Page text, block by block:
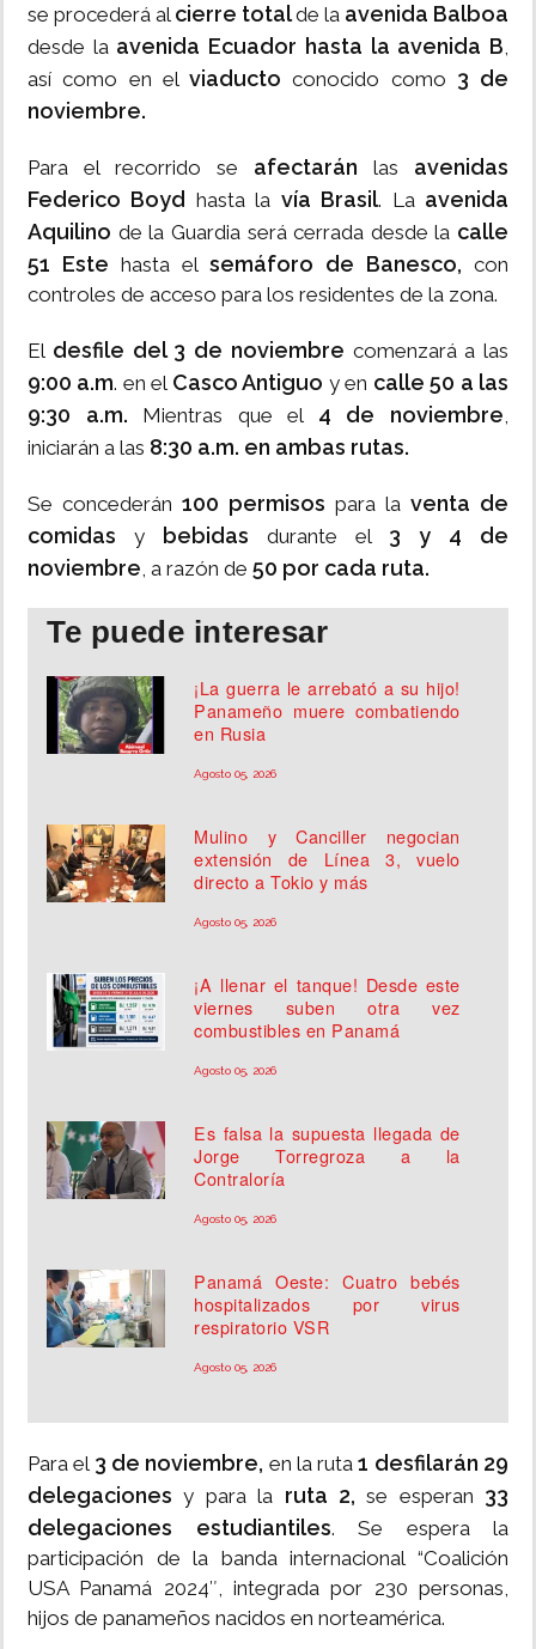
se procederá al cierre totalde la avenida Balboa
desde la avenida Ecuador hasta la avenida B,
así como en el viaductoconocido como 3 de
noviembre.
Para el recorrido se afectarán las avenidas
Federico Boyd hasta la vía Brasil. La avenida
Aquilino de la Guardia será cerrada desde la calle
51 Este hasta el semáforo de Banesco, con
controles de acceso para los residentes de la zona.
El desfile del 3 de noviembre comenzará a las
9:00 a.m. en el Casco Antiguo y en calle 50 a las
9:30 a.m. Mientras que el 4 de noviembre,
iniciarán a las 8:30 a.m. en ambas rutas.
Se concederán 100 permisos para la venta de
comidas y bebidas durante el 3 y 4 de
noviembre, a razón de 50 por cada ruta.
Te puede interesar
¡La guerra le arrebató a su hijo!
Panameño muere combatiendo
en Rusia
Agosto 05, 2026
Mulino y Canciller negocian
extensión de Línea 3, vuelo
directo a Tokio y más
Agosto 05, 2026
¡A llenar el tanque! Desde este
viernes suben otra vez
combustibles en Panamá
Agosto 05, 2026
Es falsa la supuesta llegada de
Jorge Torregroza a la
Contraloría
Agosto 05, 2026
Panamá Oeste: Cuatro bebés
hospitalizados por virus
respiratorio VSR
Agosto 05, 2026
Para el 3 de noviembre, en la ruta1 desfilarán 29
delegacionesy para la ruta 2, se esperan 33
delegaciones estudiantiles. Se espera la
participación de la banda internacional “Coalición
USA Panamá 2024″, integrada por 230 personas,
hijos de panameños nacidos en norteamérica.